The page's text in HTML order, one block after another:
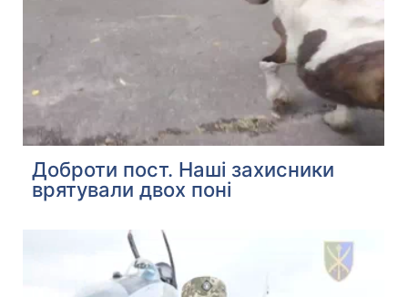
Доброти пост. Наші захисники
врятували двох поні